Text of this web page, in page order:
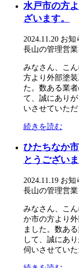
水戸市の方
ざいます。
2024.11.20 お知
長山の管理営
みなさん、こ
方より外部塗
た。数ある業
て、誠にあり
いさせていた
続きを読む
ひたちなか
とうございま
2024.11.19 お知
長山の管理営
みなさん、こ
か市の方より
ました。数あ
して、誠にあ
伺いさせてい